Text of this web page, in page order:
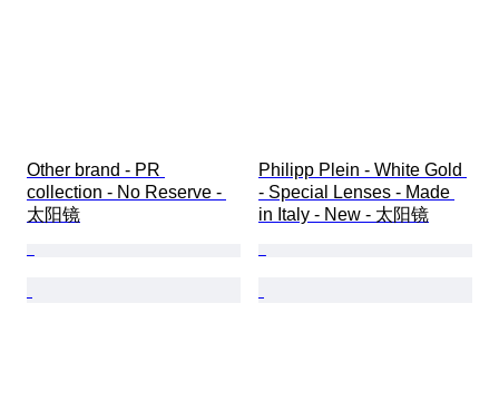
Other brand - PR
collection - No Reserve -
太阳镜
Philipp Plein - White Gold
- Special Lenses - Made
in Italy - New - 太阳镜